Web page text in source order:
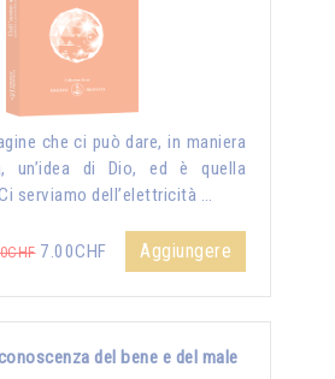
che ci può dare, in maniera
un’idea di Dio, ed è quella
serviamo dell’elettricità …
7.00CHF Aggiungere
del bene e del male